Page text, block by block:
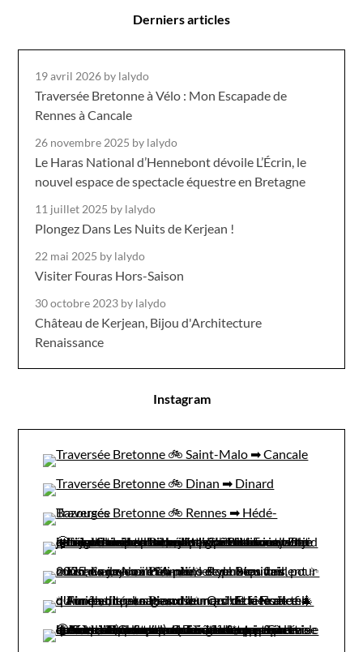
Derniers articles
19 avril 2026 by lalydo
Traversée Bretonne à Vélo : Mon Escapade de
Rennes à Cancale
26 novembre 2025 by lalydo
Le Haras National d’Hennebont dévoile L’Écrin, le
nouvel espace de spectacle équestre en Bretagne
11 juillet 2025 by lalydo
Plongez Dans Les Nuits de Kerjean !
22 mai 2025 by lalydo
Visiter Fouras Hors-Saison
30 octobre 2023 by lalydo
Château de Kerjean, Bijou d'Architecture
Renaissance
Instagram